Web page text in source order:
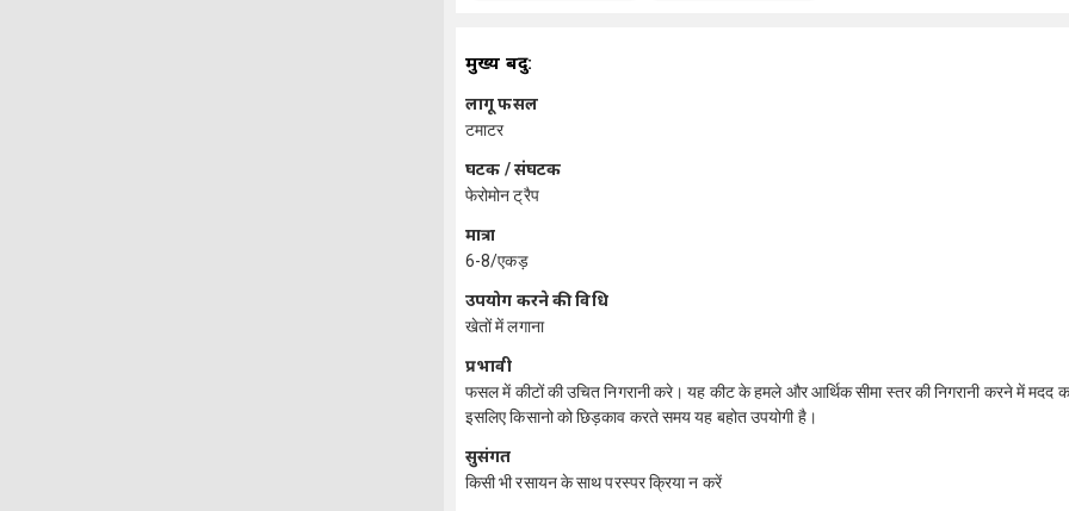
मुख्य बिंदु:
लागू फसलें
टमाटर
घटक / संघटक
फेरोमोन ट्रैप
मात्रा
6-8/एकड़
उपयोग करने की विधि
खेतों में लगाना
प्रभावी
फसल में कीटों की उचित निगरानी करे। यह कीट के हमले और आर्थिक सीमा स्तर की निगरानी करने में मदद
इसलिए किसानो को छिड़काव करते समय यह बहोत उपयोगी है।
सुसंगत
किसी भी रसायन के साथ परस्पर क्रिया न करें